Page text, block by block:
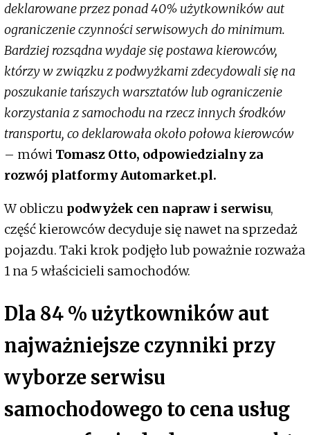
deklarowane przez ponad 40% użytkowników aut
ograniczenie czynności serwisowych do minimum.
Bardziej rozsądna wydaje się postawa kierowców,
którzy w związku z podwyżkami zdecydowali się na
poszukanie tańszych warsztatów lub ograniczenie
korzystania z samochodu na rzecz innych środków
transportu, co deklarowała około połowa kierowców
– mówi Tomasz Otto, odpowiedzialny za
rozwój platformy Automarket.pl.
W obliczu podwyżek cen napraw i serwisu,
część kierowców decyduje się nawet na sprzedaż
pojazdu. Taki krok podjęło lub poważnie rozważa
1 na 5 właścicieli samochodów.
Dla 84 % użytkowników aut
najważniejsze czynniki przy
wyborze serwisu
samochodowego to cena usług